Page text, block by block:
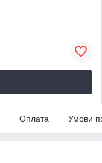
Оплата Умови